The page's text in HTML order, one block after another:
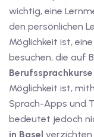
mit
mit
wichtig, eine
den persönlichen
Möglichkeit ist,
besuchen, die auf
Möglichkeit ist,
Sprach-Apps und
bedeutet jedoch
in Basel verzichten